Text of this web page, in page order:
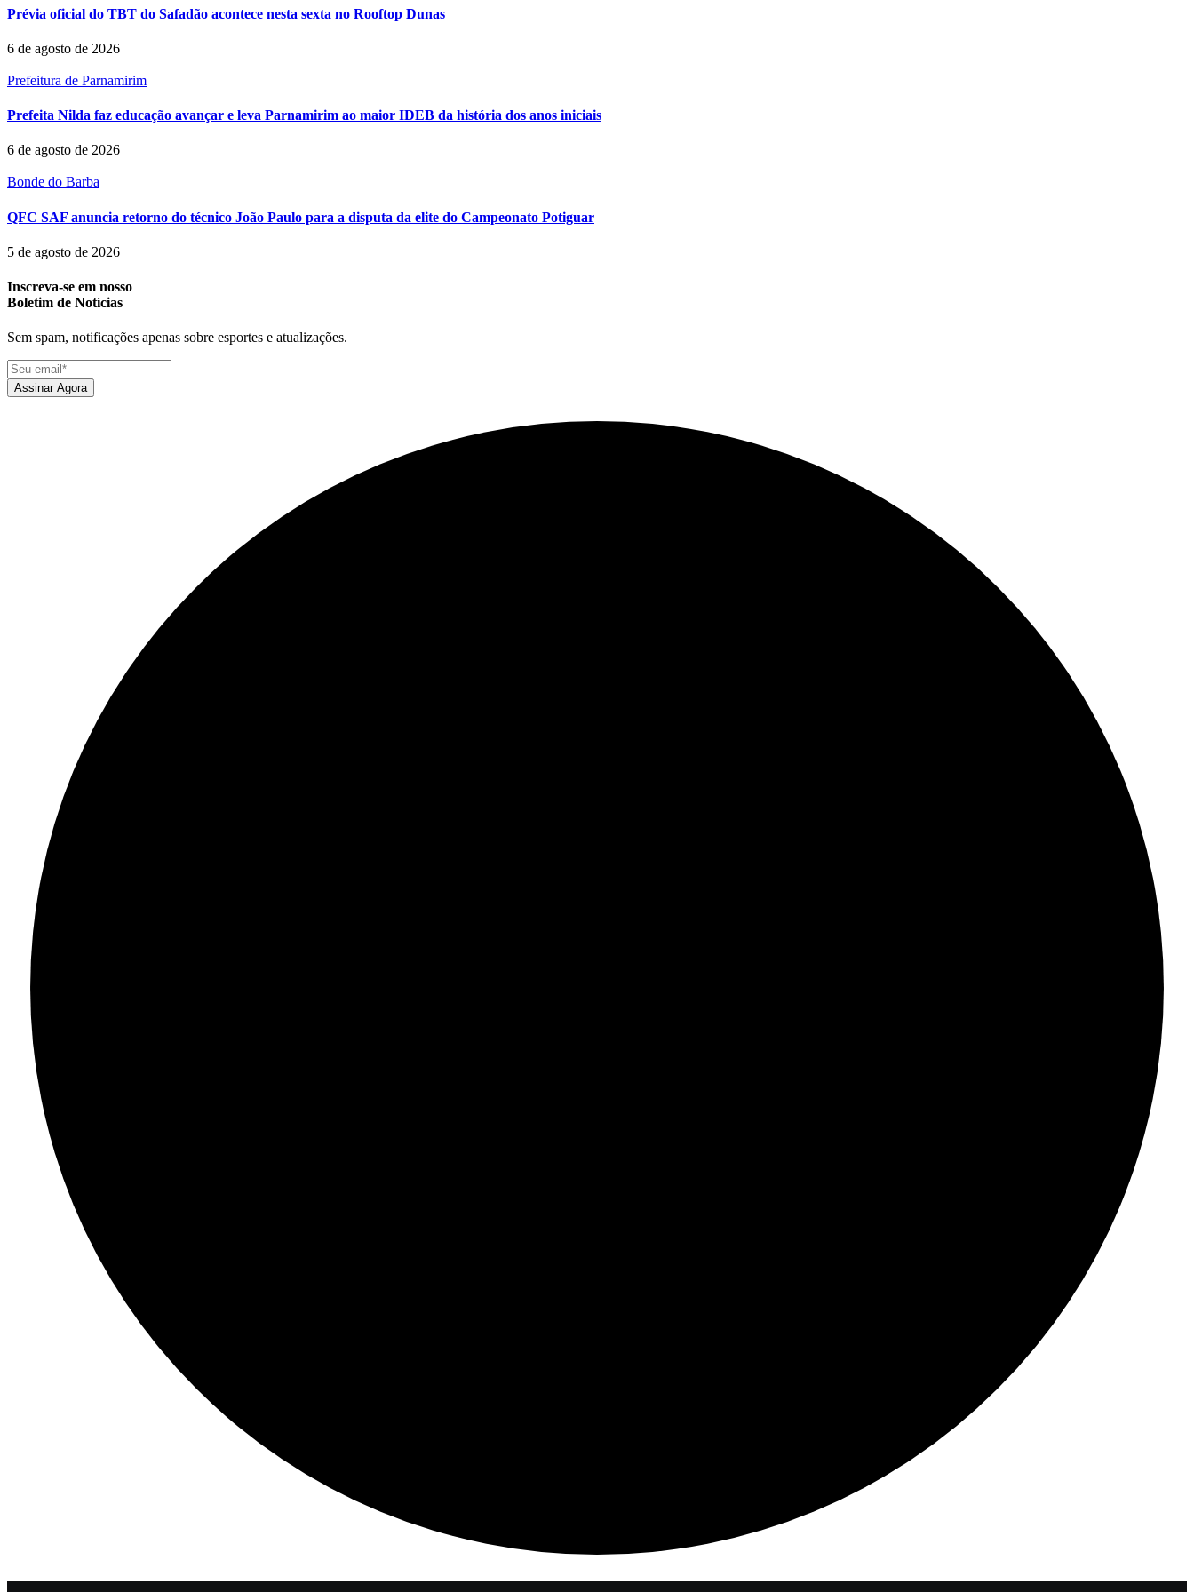
Prévia oficial do TBT do Safadão acontece nesta sexta no Rooftop Dunas
6 de agosto de 2026
Prefeitura de Parnamirim
Prefeita Nilda faz educação avançar e leva Parnamirim ao maior IDEB da história dos anos iniciais
6 de agosto de 2026
Bonde do Barba
QFC SAF anuncia retorno do técnico João Paulo para a disputa da elite do Campeonato Potiguar
5 de agosto de 2026
Inscreva-se em nosso
Boletim de Notícias
Sem spam, notificações apenas sobre esportes e atualizações.
Assinar Agora